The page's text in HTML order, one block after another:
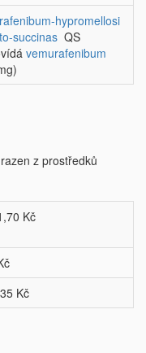
hypromellosi
succinas QS
vemurafenibum
z prostředků
Kč
Kč